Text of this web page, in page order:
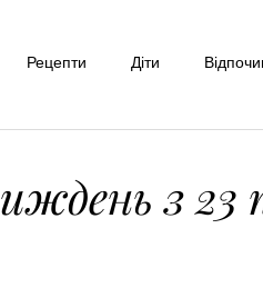
Рецепти Діти
з 23